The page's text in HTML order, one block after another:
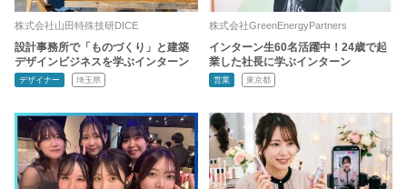
株式会社山田特殊技研DICE
設計事務所で「ものづくり」と建築
デザインビジネスを学ぶインターン
デザイナー 埼玉県
株式会社GreenEnergyPartners
インターン生60名活躍中！24歳で起
業した社長に学ぶインターン
営業 東京都